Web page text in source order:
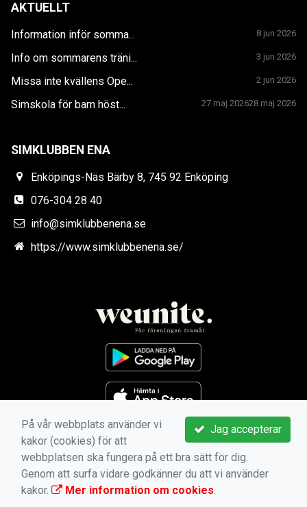
AKTUELLT
Information inför somma... 8 jun 2026
Info om sommarens träni... 3 jun 2026
Missa inte kvällens Ope... 2 jun 2026
28 maj 2026
Simskola för barn höst... 27 maj 2026
SIMKLUBBEN ENA
Enköpings-Näs Bärby 8, 745 92 Enköping
076-304 28 40
info@simklubbenena.se
https://www.simklubbenena.se/
Jag accepterar
På vår webbplats använder vi
kakor (cookies) för att
webbplatsen ska fungera på ett bra sätt för dig.
Genom att surfa vidare godkänner du att vi använder
kakor.
Mer information om cookies.